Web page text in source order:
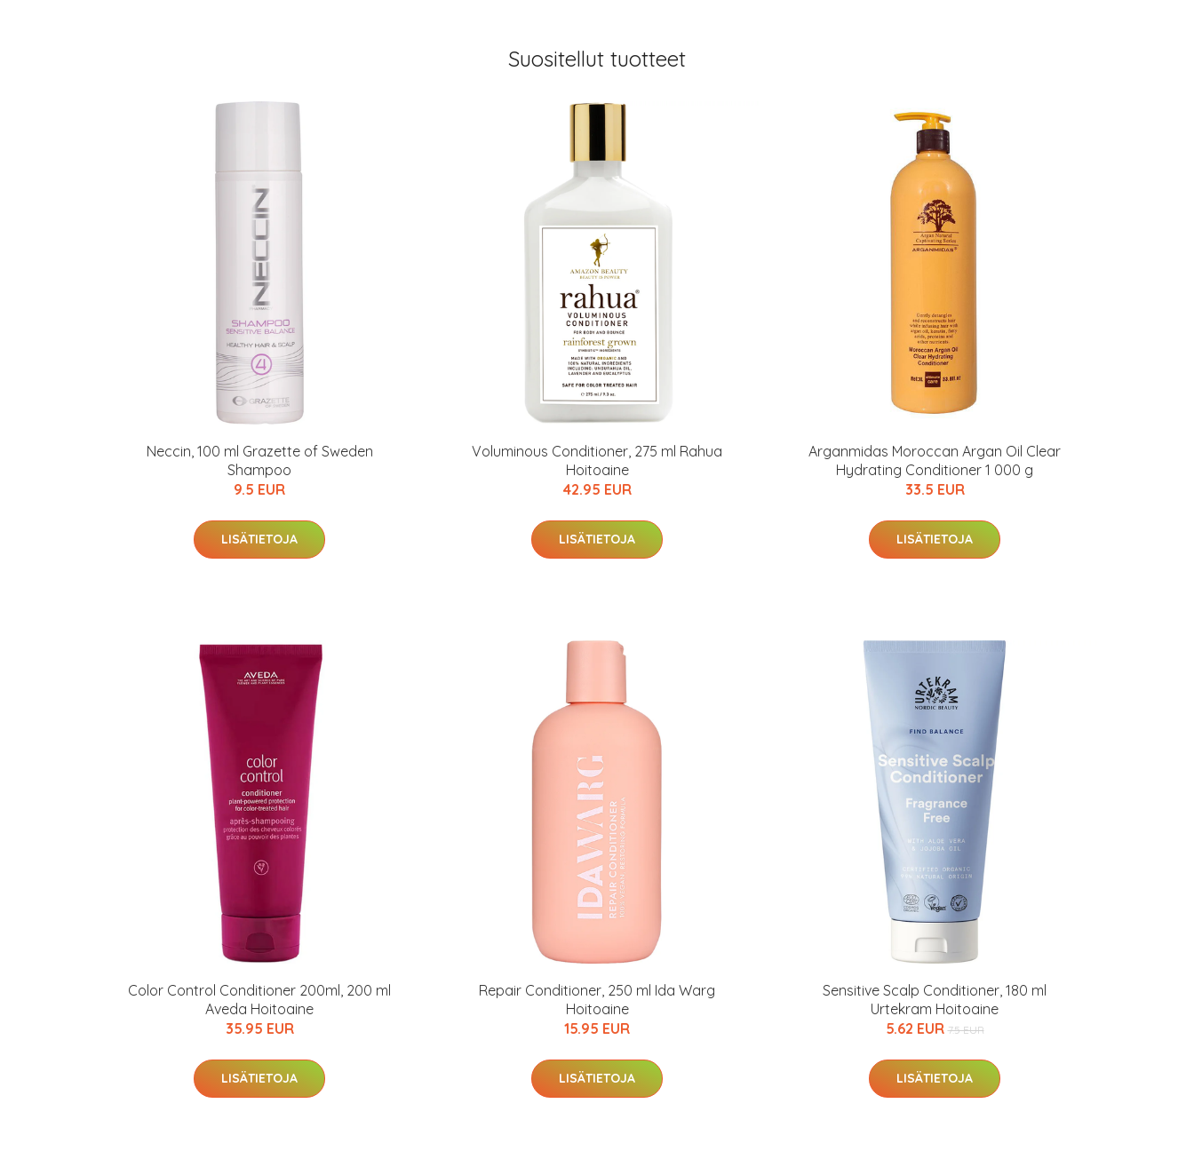
Suositellut tuotteet
Neccin, 100 ml Grazette of Sweden
Shampoo
9.5 EUR
LISÄTIETOJA
Voluminous Conditioner, 275 ml Rahua
Hoitoaine
42.95 EUR
LISÄTIETOJA
Arganmidas Moroccan Argan Oil Clear
Hydrating Conditioner 1 000 g
33.5 EUR
LISÄTIETOJA
Color Control Conditioner 200ml, 200 ml
Aveda Hoitoaine
35.95 EUR
LISÄTIETOJA
Repair Conditioner, 250 ml Ida Warg
Hoitoaine
15.95 EUR
LISÄTIETOJA
Sensitive Scalp Conditioner, 180 ml
Urtekram Hoitoaine
5.62 EUR 7.5 EUR
LISÄTIETOJA
IdealofMeD Kauppa
Kaikki IdealofMeDin tuotteet -20 %!
Varaa terveystarkastus
nyt vain 200 €
hintaan.
KATSO TARJOUS